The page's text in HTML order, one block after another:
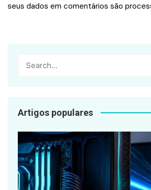
seus dados em comentários são
Artigos populares